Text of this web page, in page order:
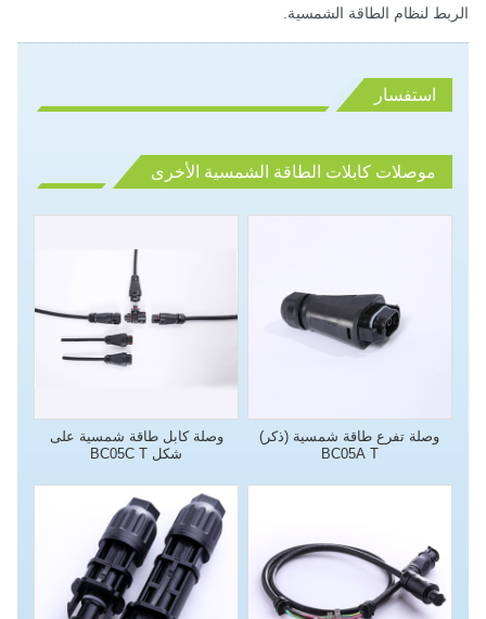
الربط لنظام الطاقة الشمسية.
استفسار
موصلات كابلات الطاقة الشمسية الأخرى
وصلة تفرع طاقة شمسية (ذكر)
T
وصلة كابل طاقة شمسية على
شكل T
BC05C